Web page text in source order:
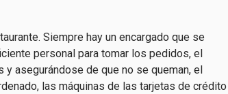
Siempre hay un encargado que se
personal para tomar los pedidos, el
asegurándose de que no se queman, el
las máquinas de las tarjetas de crédito